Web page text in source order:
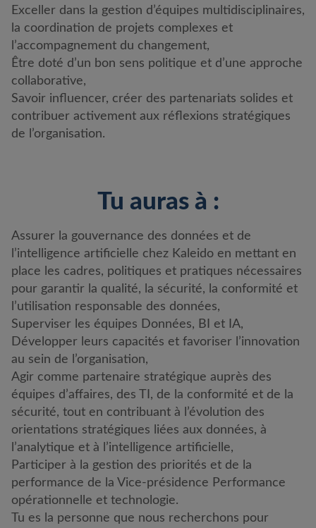
Exceller dans la gestion d’équipes multidisciplinaires,
la coordination de projets complexes et
l’accompagnement du changement,
Être doté d’un bon sens politique et d’une approche
collaborative,
Savoir influencer, créer des partenariats solides et
contribuer activement aux réflexions stratégiques
de l’organisation.
Tu auras à :
Assurer la gouvernance des données et de
l’intelligence artificielle chez Kaleido en mettant en
place les cadres, politiques et pratiques nécessaires
pour garantir la qualité, la sécurité, la conformité et
l’utilisation responsable des données,
Superviser les équipes Données, BI et IA,
Développer leurs capacités et favoriser l’innovation
au sein de l’organisation,
Agir comme partenaire stratégique auprès des
équipes d’affaires, des TI, de la conformité et de la
sécurité, tout en contribuant à l’évolution des
orientations stratégiques liées aux données, à
l’analytique et à l’intelligence artificielle,
Participer à la gestion des priorités et de la
performance de la Vice-présidence Performance
opérationnelle et technologie.
Tu es la personne que nous recherchons pour